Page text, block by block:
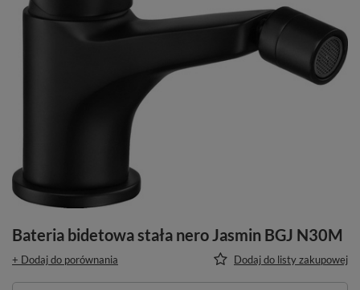
Bateria bidetowa stała nero Jasmin BGJ N30M
+ Dodaj do porównania Dodaj do listy zakupowej